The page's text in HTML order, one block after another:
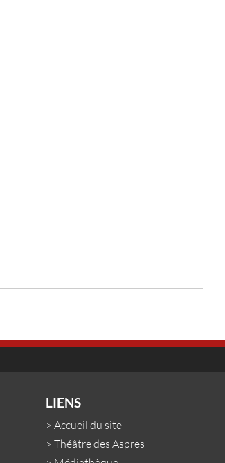
LIENS
>Accueil du site
>Théâtre des Aspres